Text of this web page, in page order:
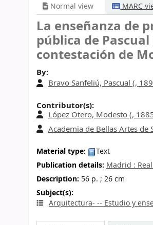
Normal view MARC
La enseñanza de
pública de
contestación de
By:
Bravo Sanfeliú, Pascual (,
Contributor(s):
López Otero, Modesto (,
Academia de Bellas Artes de
Material type:
Text
Publication details: Madrid :
Description: 56 p. ; 26 cm
Subject(s):
Arquitectura- -- Estudio y